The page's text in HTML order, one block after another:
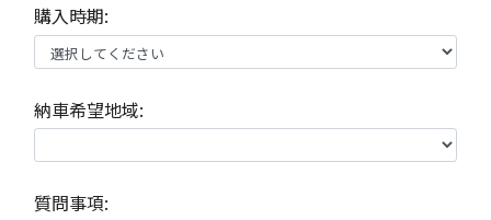
購入時期:
納車希望地域:
質問事項: